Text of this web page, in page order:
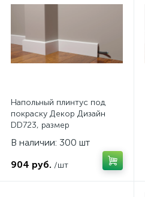
Напольный плинтус под
покраску Декор Дизайн
DD723, размер
В наличии: 300 шт
904 руб. /шт